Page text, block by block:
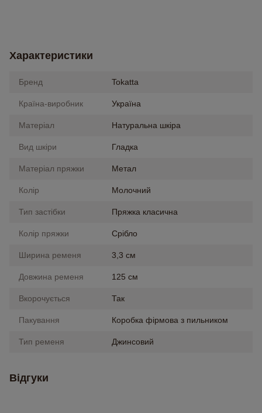
Характеристики
Бренд Tokatta
Країна-виробник Україна
Матеріал Натуральна шкіра
Вид шкіри Гладка
Матеріал пряжки Метал
Колір Молочний
Тип застібки Пряжка класична
Колір пряжки Срібло
Ширина ременя 3,3 см
Довжина ременя 125 см
Вкорочується Так
Пакування Коробка фірмова з пильником
Тип ременя Джинсовий
Відгуки